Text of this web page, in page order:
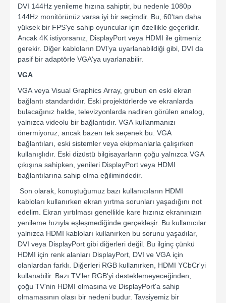
DVI 144Hz yenileme hızına sahiptir, bu nedenle 1080p
144Hz monitörünüz varsa iyi bir seçimdir. Bu, 60'tan daha
yüksek bir FPS'ye sahip oyuncular için özellikle geçerlidir.
Ancak 4K istiyorsanız, DisplayPort veya HDMI ile gitmeniz
gerekir. Diğer kabloların DVI'ya uyarlanabildiği gibi, DVI da
pasif bir adaptörle VGA'ya uyarlanabilir.
VGA
VGA veya Visual Graphics Array, grubun en eski ekran
bağlantı standardıdır. Eski projektörlerde ve ekranlarda
bulacağınız halde, televizyonlarda nadiren görülen analog,
yalnızca videolu bir bağlantıdır. VGA kullanmanızı
önermiyoruz, ancak bazen tek seçenek bu. VGA
bağlantıları, eski sistemler veya ekipmanlarla çalışırken
kullanışlıdır. Eski dizüstü bilgisayarların çoğu yalnızca VGA
çıkışına sahipken, yenileri DisplayPort veya HDMI
bağlantılarına sahip olma eğilimindedir.
Son olarak, konuştuğumuz bazı kullanıcıların HDMI
kabloları kullanırken ekran yırtma sorunları yaşadığını not
edelim. Ekran yırtılması genellikle kare hızınız ekranınızın
yenileme hızıyla eşleşmediğinde gerçekleşir. Bu kullanıcılar
yalnızca HDMI kabloları kullanırken bu sorunu yaşadılar,
DVI veya DisplayPort gibi diğerleri değil. Bu ilginç çünkü
HDMI için renk alanları DisplayPort, DVI ve VGA için
olanlardan farklı. Diğerleri RGB kullanırken, HDMI YCbCr'yi
kullanabilir. Bazı TV'ler RGB'yi desteklemeyeceğinden,
çoğu TV'nin HDMI olmasına ve DisplayPort'a sahip
olmamasının olası bir nedeni budur. Tavsiyemiz bir